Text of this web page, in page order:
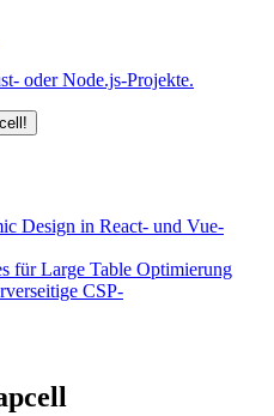
oder Node.js-Projekte.
Design in React- und Vue-
für Large Table Optimierung
CSP-